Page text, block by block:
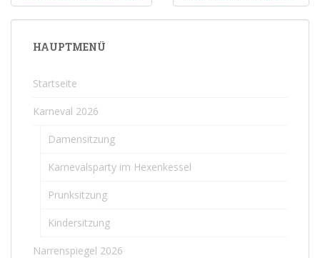
HAUPTMENÜ
Startseite
Karneval 2026
Damensitzung
Karnevalsparty im Hexenkessel
Prunksitzung
Kindersitzung
Narrenspiegel 2026